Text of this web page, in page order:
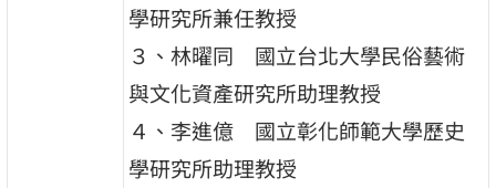
學研究所兼任教授
３、林曜同 國立台北大學民俗藝術
與文化資產研究所助理教授
４、李進億 國立彰化師範大學歷史
學研究所助理教授